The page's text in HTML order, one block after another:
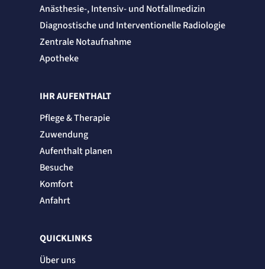
Anästhesie-, Intensiv- und Notfallmedizin
Diagnostische und Interventionelle Radiologie
Zentrale Notaufnahme
Apotheke
IHR AUFENTHALT
Pflege & Therapie
Zuwendung
Aufenthalt planen
Besuche
Komfort
Anfahrt
QUICKLINKS
Über uns